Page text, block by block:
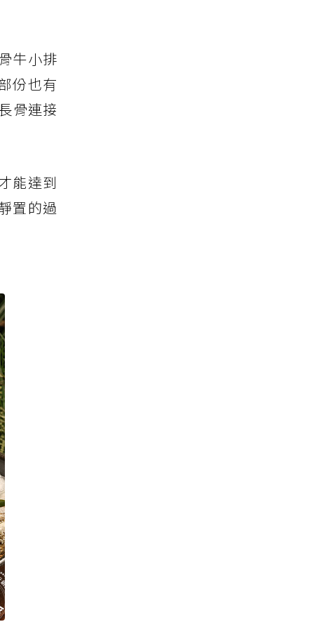
牛小排
份也有
骨連接
能達到
置的過